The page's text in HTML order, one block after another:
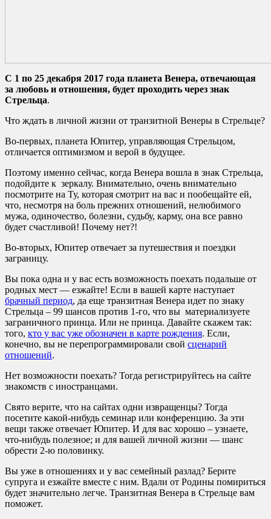
С 1 по 25 декабря 2017 года планета Венера, отвечающая
за любовь и отношения, будет проходить через знак
Стрельца.
Что ждать в личной жизни от транзитной Венеры в Стрельце?
Во-первых, планета Юпитер, управляющая Стрельцом,
отличается оптимизмом и верой в будущее.
Поэтому именно сейчас, когда Венера вошла в знак Стрельца,
подойдите к зеркалу. Внимательно, очень внимательно
посмотрите на Ту, которая смотрит на вас и пообещайте ей,
что, несмотря на боль прежних отношений, нелюбимого
мужа, одиночество, болезни, судьбу, карму, она все равно
будет счастливой! Почему нет?!
Во-вторых, Юпитер отвечает за путешествия и поездки
заграницу.
Вы пока одна и у вас есть возможность поехать подальше от
родных мест — езжайте! Если в вашей карте наступает
брачный период, да еще транзитная Венера идет по знаку
Стрельца – 99 шансов против 1-го, что вы материализуете
заграничного принца. Или не принца. Давайте скажем так:
того, кто у вас уже обозначен в карте рождения. Если,
конечно, вы не перепрограммировали свой сценарий
отношений.
Нет возможности поехать? Тогда регистрируйтесь на сайте
знакомств с иностранцами.
Свято верите, что на сайтах одни извращенцы? Тогда
посетите какой-нибудь семинар или конференцию. За эти
вещи также отвечает Юпитер. И для вас хорошо – узнаете,
что-нибудь полезное; и для вашей личной жизни — шанс
обрести 2-ю половинку.
Вы уже в отношениях и у вас семейный разлад? Берите
супруга и езжайте вместе с ним. Вдали от Родины помириться
будет значительно легче. Транзитная Венера в Стрельце вам
поможет.